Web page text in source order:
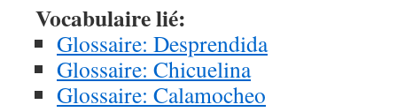
Vocabulaire lié:
Glossaire: Desprendida
Glossaire: Chicuelina
Glossaire: Calamocheo